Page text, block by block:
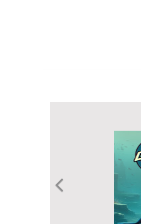
Previous